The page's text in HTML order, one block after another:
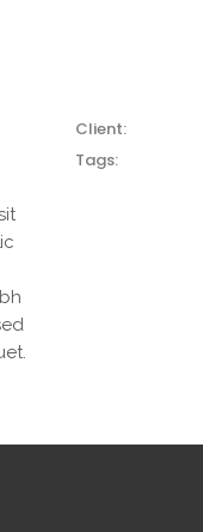
Client:
Tags: